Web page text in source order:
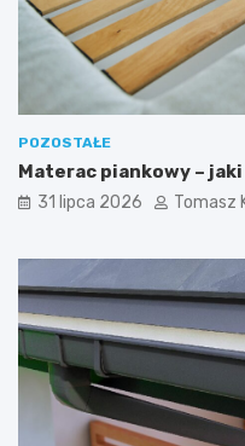
POZOSTAŁE
Materac piankowy –
31 lipca 2026 Tomasz